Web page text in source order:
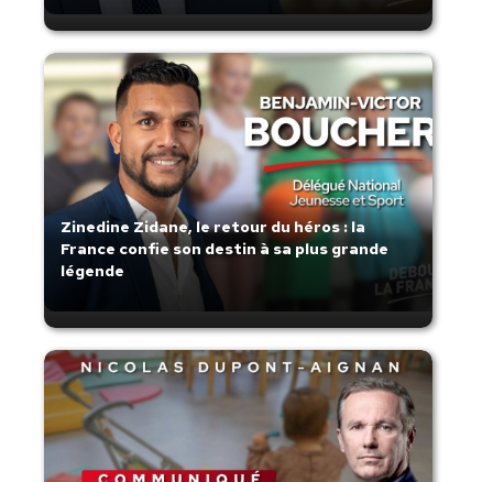
Zinedine Zidane, le retour du héros : la
France confie son destin à sa plus grande
légende